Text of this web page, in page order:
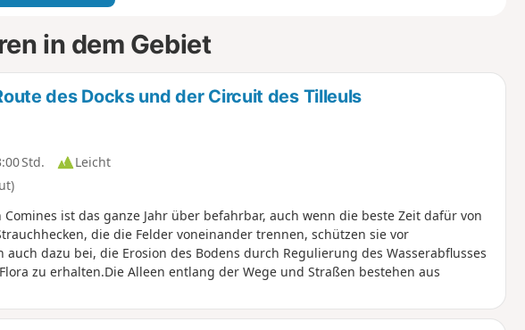
in dem Gebiet
des Docks und der Circuit des Tilleuls
Std.
Leicht
ist das ganze Jahr über befahrbar, auch wenn die beste Zeit dafür von
die die Felder voneinander trennen, schützen sie vor
dazu bei, die Erosion des Bodens durch Regulierung des Wasserabflusses
zu erhalten.Die Alleen entlang der Wege und Straßen bestehen aus